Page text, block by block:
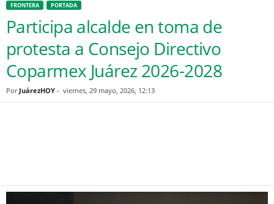
FRONTERA PORTADA
Participa alcalde en toma de
protesta a Consejo Directivo
Coparmex Juárez 2026-2028
Por JuárezHOY - viernes, 29 mayo, 2026, 12:13